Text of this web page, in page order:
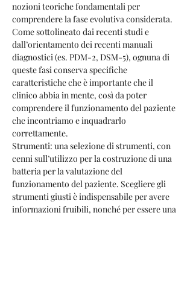
nozioni teoriche fondamentali per
comprendere la fase evolutiva considerata.
Come sottolineato dai recenti studi e
dall’orientamento dei recenti manuali
diagnostici (es. PDM-2, DSM-5), ognuna di
queste fasi conserva specifiche
caratteristiche che è importante che il
clinico abbia in mente, così da poter
comprendere il funzionamento del paziente
che incontriamo e inquadrarlo
correttamente.
Strumenti: una selezione di strumenti, con
cenni sull’utilizzo per la costruzione di una
batteria per la valutazione del
funzionamento del paziente. Scegliere gli
strumenti giusti è indispensabile per avere
informazioni fruibili, nonché per essere una